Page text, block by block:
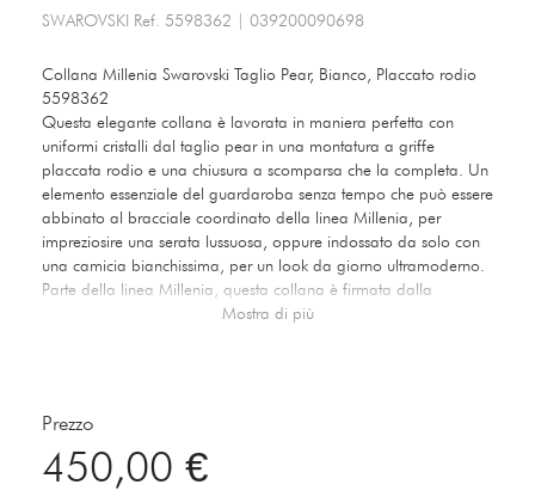
SWAROVSKI Ref. 5598362 039200090698
Collana Millenia Swarovski Taglio Pear, Bianco, Placcato rodio
5598362
Questa elegante collana è lavorata in maniera perfetta con
uniformi cristalli dal taglio pear in una montatura a griffe
placcata rodio e una chiusura a scomparsa che la completa. Un
elemento essenziale del guardaroba senza tempo che può essere
abbinato al bracciale coordinato della linea Millenia, per
impreziosire una serata lussuosa, oppure indossato da solo con
una camicia bianchissima, per un look da giorno ultramoderno.
Parte della linea Millenia, questa collana è firmata dalla
Direttrice creativa Giovanna Engelbert per la Collection II. Come
contemporaneamente i pulsanti su entrambi i lati della pietra per
rilasciare i ganci.
Mostra di più
Prezzo
450,00 €